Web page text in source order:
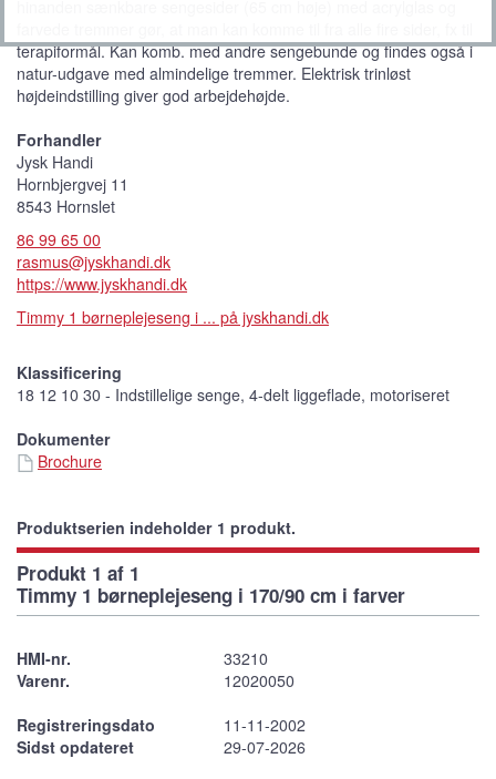
e
d
e
)
terapiformål. Kan komb. med andre sengebunde og findes også i
natur-udgave med almindelige tremmer. Elektrisk trinløst
højdeindstilling giver god arbejdehøjde.
Forhandler
Jysk Handi
Hornbjergvej 11
8543 Hornslet
86 99 65 00
rasmus@jyskhandi.dk
https://www.jyskhandi.dk
Timmy 1 børneplejeseng i ... på jyskhandi.dk
Klassificering
18 12 10 30 - Indstillelige senge, 4-delt liggeflade, motoriseret
Dokumenter
Brochure
Produktserien indeholder 1 produkt.
Produkt 1 af 1
Timmy 1 børneplejeseng i 170/90 cm i farver
HMI-nr.
33210
Varenr.
12020050
Registreringsdato
11-11-2002
Sidst opdateret
29-07-2026